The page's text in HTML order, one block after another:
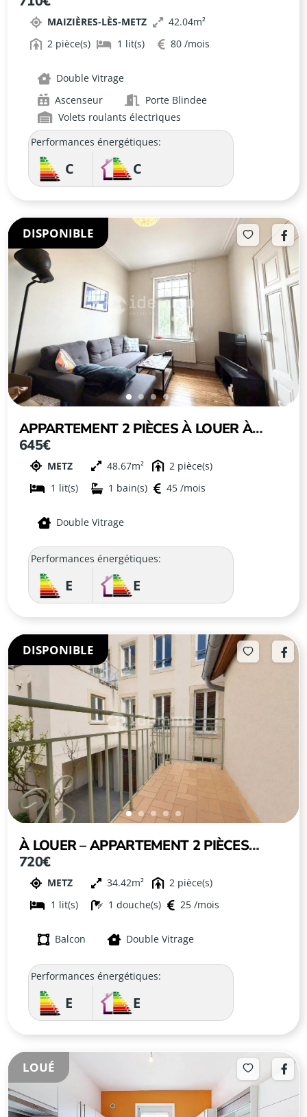
ÉTAGE AVEC TERRASSE ET ASCENSEUR
À MAIZIÈRES-LÈS-METZ
MAIZIÈRES-LÈS-METZ
42.04
2
1 80
Double Vitrage
Ascenseur
Porte Blindee
Volets roulants électriques
Performances énergétiques:
C C
DISPONIBLE
APPARTEMENT 2 PIÈCES À LOUER À
METZ-SABLON
645€
METZ 48.67
2
1
1 45
Double Vitrage
Performances énergétiques:
E E
DISPONIBLE
À LOUER – APPARTEMENT 2 PIÈCES
MEUBLÉ – METZ
720€
METZ 34.42
2
1
1 25
Balcon Double Vitrage
Performances énergétiques:
E E
LOUÉ